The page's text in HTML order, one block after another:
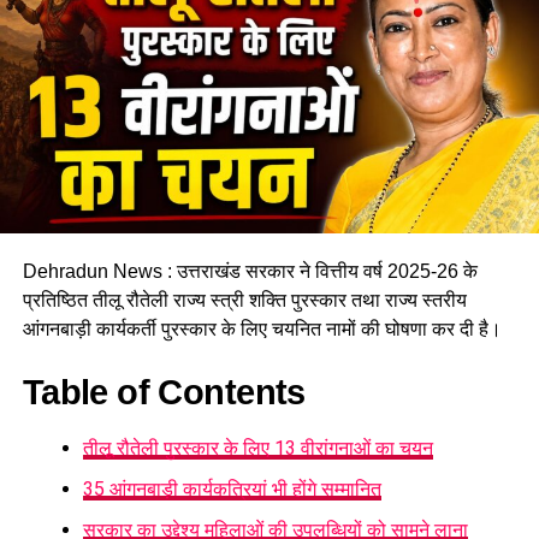
Dehradun News : उत्तराखंड सरकार ने वित्तीय वर्ष 2025-26 के
प्रतिष्ठित तीलू रौतेली राज्य स्त्री शक्ति पुरस्कार तथा राज्य स्तरीय
आंगनबाड़ी कार्यकर्ती पुरस्कार के लिए चयनित नामों की घोषणा कर दी है।
Table of Contents
तीलू रौतेली पुरस्कार के लिए 13 वीरांगनाओं का चयन
35 आंगनबाड़ी कार्यकत्रियां भी होंगे सम्मानित
सरकार का उद्देश्य महिलाओं की उपलब्धियों को सामने लाना